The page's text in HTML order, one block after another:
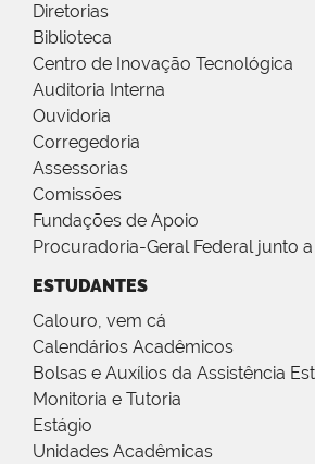
Diretorias
Biblioteca
Centro de Inovação Tecnológica
Auditoria Interna
Ouvidoria
Corregedoria
Assessorias
Comissões
Fundações de Apoio
Procuradoria-Geral Federal junto a
ESTUDANTES
Calouro, vem cá
Calendários Acadêmicos
Bolsas e Auxílios da Assistência
Monitoria e Tutoria
Estágio
Unidades Acadêmicas